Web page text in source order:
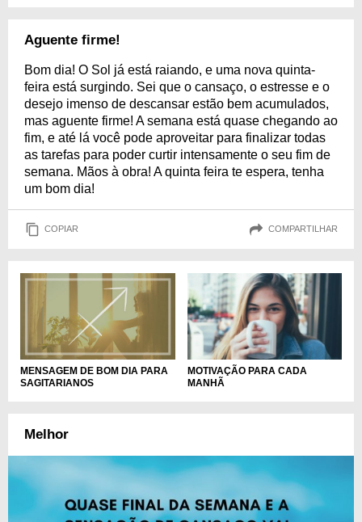
Aguente firme!
Bom dia! O Sol já está raiando, e uma nova quinta-
feira está surgindo. Sei que o cansaço, o estresse e o
desejo imenso de descansar estão bem acumulados,
mas aguente firme! A semana está quase chegando ao
fim, e até lá você pode aproveitar para finalizar todas
as tarefas para poder curtir intensamente o seu fim de
semana. Mãos à obra! A quinta feira te espera, tenha
um bom dia!
COPIAR COMPARTILHAR
MENSAGEM DE BOM DIA PARA
SAGITARIANOS
MOTIVAÇÃO PARA CADA
MANHÃ
Melhor